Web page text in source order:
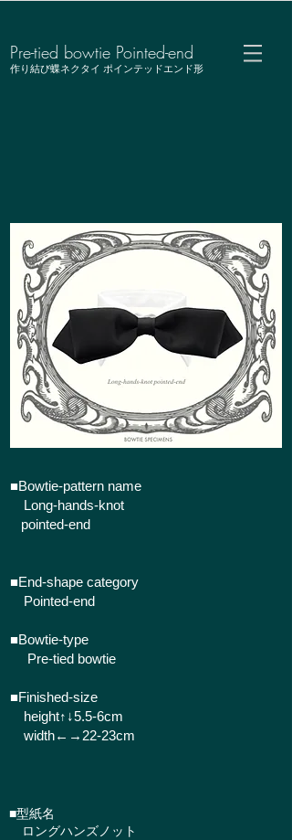
Pre-tied bowtie Pointed-end
作り結び蝶ネクタイ ポインテッドエンド形
■Bowtie-pattern name
Long-hands-knot
pointed-end
■End-shape category
Pointed-end
■Bowtie-type
Pre-tied bowtie
■​Finished-size
height↑↓5.5-6cm
width←→22-23cm
■型紙名
ロングハンズノット